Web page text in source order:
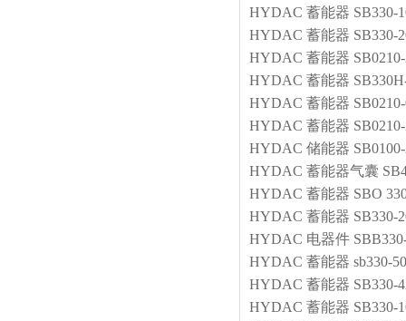
HYDAC 蓄能器 SB330-
HYDAC 蓄能器 SB330-
HYDAC 蓄能器
HYDAC 蓄能器
HYDAC 蓄能器
HYDAC 蓄能器
HYDAC 储能器
HYDAC 蓄能器气囊
HYDAC 蓄能器 SBO
HYDAC 蓄能器 SB330-
HYDAC 电器件
HYDAC 蓄能器 sb330-
HYDAC 蓄能器 SB330-
HYDAC 蓄能器 SB330-